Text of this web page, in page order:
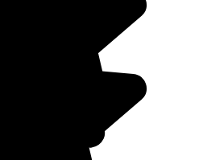
del loro soggiorno